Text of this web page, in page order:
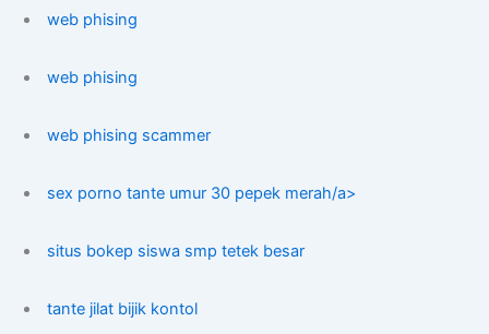
web phising
web phising
web phising scammer
sex porno tante umur 30 pepek merah/a>
situs bokep siswa smp tetek besar
tante jilat bijik kontol